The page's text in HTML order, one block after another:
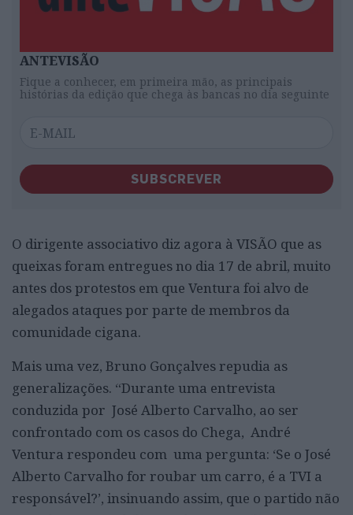
ANTEVISÃO
Fique a conhecer, em primeira mão, as principais
histórias da edição que chega às bancas no dia seguinte
SUBSCREVER
O dirigente associativo diz agora à VISÃO que as
queixas foram entregues no dia 17 de abril, muito
antes dos protestos em que Ventura foi alvo de
alegados ataques por parte de membros da
comunidade cigana.
Mais uma vez, Bruno Gonçalves repudia as
generalizações. “Durante uma entrevista
conduzida por José Alberto Carvalho, ao ser
confrontado com os casos do Chega, André
Ventura respondeu com uma pergunta: ‘Se o José
Alberto Carvalho for roubar um carro, é a TVI a
responsável?’, insinuando assim, que o partido não